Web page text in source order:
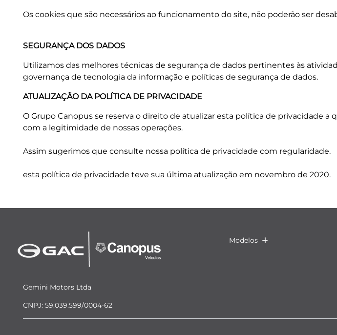
Os cookies que são necessários ao funcionamento do site, não poderão ser
SEGURANÇA DOS DADOS
Utilizamos das melhores técnicas de segurança de dados pertinentes às
governança de tecnologia da informação e políticas de segurança de dados.
ATUALIZAÇÃO DA POLÍTICA DE PRIVACIDADE
O Grupo Canopus se reserva o direito de atualizar esta política de privacidade
com a legitimidade de nossas operações.
Assim sugerimos que consulte nossa política de privacidade com regularidade.
esta política de privacidade teve sua última atualização em novembro de 2020.
Modelos
Gemini Motors Ltda
CNPJ: 59.039.599/0004-62